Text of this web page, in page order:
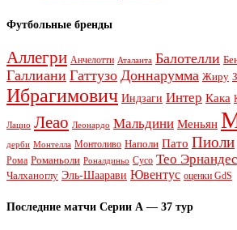
Футбольные бренды
Аллегри Анчелотти Аталанта Балотелли
Галлиани Гаттузо Доннарумма Жиру
Ибрагимович Индзаги Интер Кака
Лацио Леао Леонардо Мальдини Меньян
дерби Монтелла Монтоливо Наполи Пато Пиоли
Рома Романьоли Роналдиньо Сусо Тео Эрнандес
Чалханоглу Эль-Шаарави Ювентус оценки GdS
Последние матчи Серии А — 37 тур